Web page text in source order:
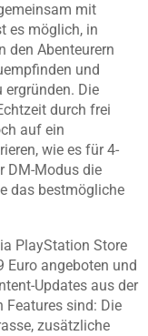
mit
es möglich, in
den Abenteurern
und
Die
durch frei
auf ein
wie es für 4-
DM-Modus die
das bestmögliche
PlayStation Store
Euro angeboten und
Updates aus der
Features sind: Die
zusätzliche